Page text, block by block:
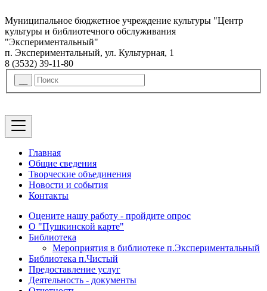
Муниципальное бюджетное учреждение культуры "Центр
культуры и библиотечного обслуживания
"Экспериментальный"
п. Экспериментальный, ул. Культурная, 1
8 (3532) 39-11-80
Главная
Общие сведения
Творческие объединения
Новости и события
Контакты
Оцените нашу работу - пройдите опрос
О "Пушкинской карте"
Библиотека
Мероприятия в библиотеке п.Экспериментальный
Библиотека п.Чистый
Предоставление услуг
Деятельность - документы